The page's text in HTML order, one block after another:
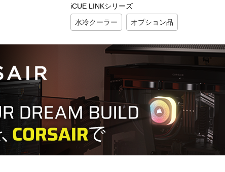
iCUE LINKシリーズ
水冷クーラー オプション品